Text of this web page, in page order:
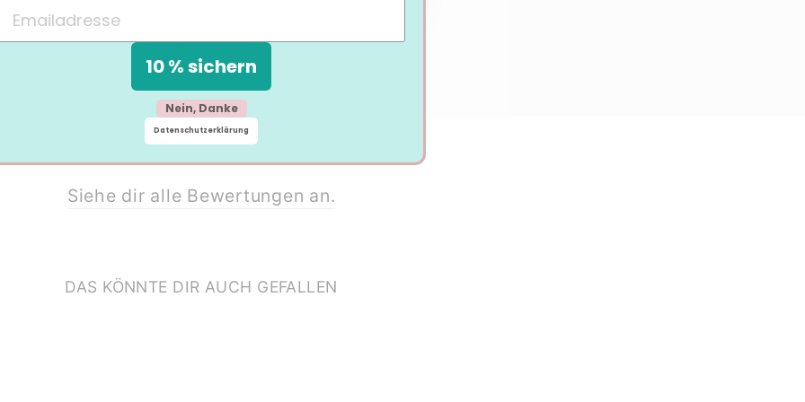
Siehe dir alle Bewertungen an.
DAS KÖNNTE DIR AUCH GEFALLEN
10 % sichern
Nein, Danke
Datenschutzerklärung